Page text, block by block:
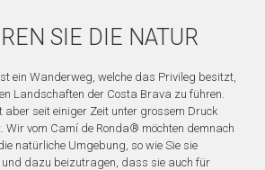
SIE DIE NATUR
ein Wanderweg, welche das Privileg besitzt,
Landschaften der Costa Brava zu führen.
aber seit einiger Zeit unter grossem Druck
Wir vom Camí de Ronda® möchten demnach
natürliche Umgebung, so wie Sie sie
dazu beizutragen, dass sie auch für